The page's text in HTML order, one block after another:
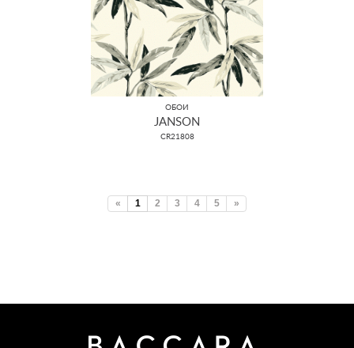
ОБОИ
JANSON
CR21808
« 1 2 3 4 5 »